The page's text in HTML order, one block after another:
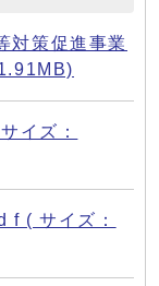
対策促進事業
イズ：
f ( サイズ：